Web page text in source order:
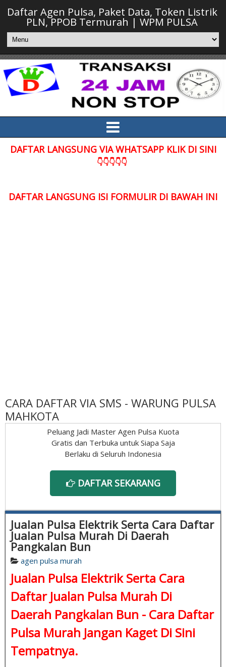
Daftar Agen Pulsa, Paket Data, Token Listrik
PLN, PPOB Termurah | WPM PULSA
DAFTAR LANGSUNG VIA WHATSAPP KLIK DI SINI
👇👇👇👇👇
DAFTAR LANGSUNG ISI FORMULIR DI BAWAH INI
CARA DAFTAR VIA SMS - WARUNG PULSA
MAHKOTA
Peluang Jadi Master Agen Pulsa Kuota
Gratis dan Terbuka untuk Siapa Saja
Berlaku di Seluruh Indonesia
DAFTAR SEKARANG
Jualan Pulsa Elektrik Serta Cara Daftar
Jualan Pulsa Murah Di Daerah
Pangkalan Bun
agen pulsa murah
Jualan Pulsa Elektrik Serta Cara
Daftar Jualan Pulsa Murah Di
Daerah Pangkalan Bun - Cara Daftar
Pulsa Murah Jangan Kaget Di Sini
Tempatnya.